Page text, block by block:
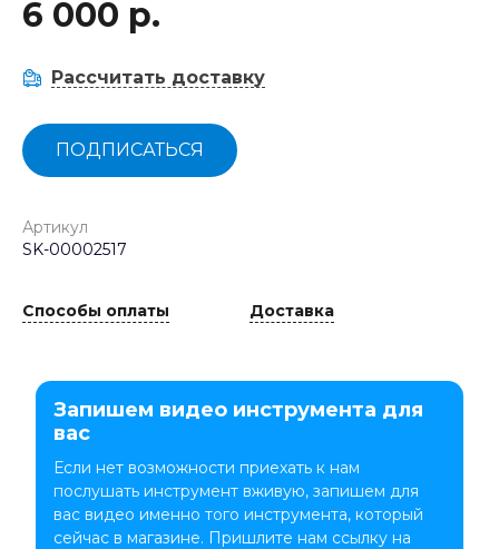
6 000 р.
Рассчитать доставку
ПОДПИСАТЬСЯ
Артикул
SK-00002517
Способы оплаты Доставка
Запишем видео инструмента для
вас
Если нет возможности приехать к нам
послушать инструмент вживую, запишем для
вас видео именно того инструмента, который
сейчас в магазине. Пришлите нам ссылку на